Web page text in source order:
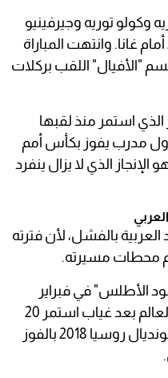
وكولو توريه وجيرفينيو
إلى نهائي كأس أمم أفريقيا 2015 أمام غانا. وانتهت المباراة
"الأفيال" اللقب بركلات
الذي استمر منذ لقبها
رينارد أول مدرب يفوز بكأس أمم
الذي لا يزال ينفرد
بالفشل، لأن فترته
محطات مسيرته.
الأطلس" في فبراير
2016، ثم أعاد المنتخب إلى كأس العالم بعد غياب استمر 20
عامًا. وحسم المغرب تأهله إلى مونديال روسيا 2018 بالفوز